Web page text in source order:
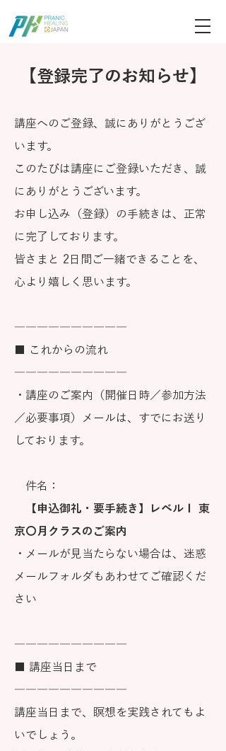
【登録完了のお知らせ】
講座へのご登録、誠にありがとうござ
います。
このたびは講座にご登録いただき、誠
にありがとうございます。
お申し込み（登録）の手続きは、正常
に完了しております。
皆さまと 2日間ご一緒できることを、
心より嬉しく思います。
――――――――――
■ これからの流れ
――――――――――
・講座のご案内（開催日時／参加方法
／必要事項）メールは、すでにお送り
しております。
件名：
【申込御礼・要手続き】レベルⅠ 東
京〇月クラスのご案内
・メールが見当たらない場合は、迷惑
メールフォルダもあわせてご確認くだ
さい
――――――――――
■ 講座当日まで
――――――――――
講座当日まで、瞑想を実践されてもよ
いでしょう。